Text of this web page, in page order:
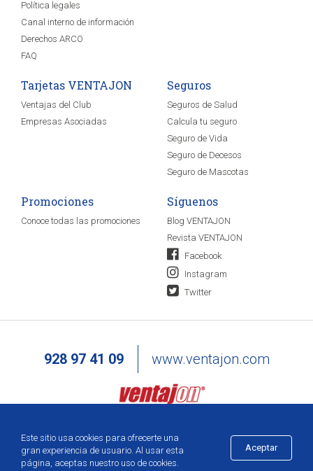
Este sitio usa cookies para ofrecerte una
gran experiencia de usuario. Al usar esta
página, aceptas nuestro uso de cookies.
Aceptar
Política legales
Canal interno de información
Derechos ARCO
FAQ
Tarjetas VENTAJON
Ventajas del Club
Empresas Asociadas
Seguros
Seguros de Salud
Calcula tu seguro
Seguro de Vida
Seguro de Decesos
Seguro de Mascotas
Promociones
Conoce todas las promociones
Síguenos
Blog VENTAJON
Revista VENTAJON
Facebook
Instagram
Twitter
928 97 41 09 www.ventajon.com